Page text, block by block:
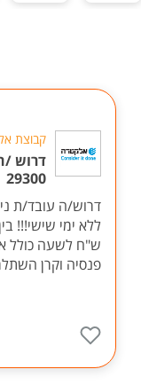
קבוצת
דרוש /
29300
דרוש/ה עובד/ת
ש"ח לשעה כולל
פנסיה וקרן